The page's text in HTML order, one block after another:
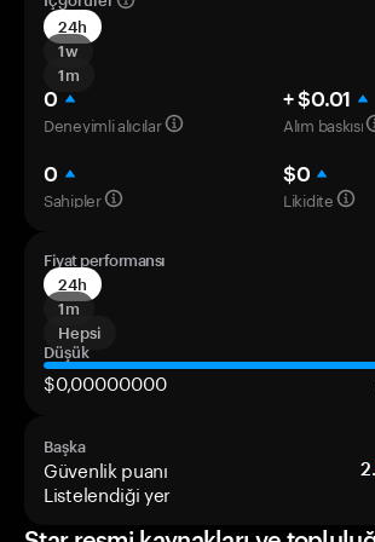
24h
1w
1m
0
Deneyimli alıcılar
+ $0.01
Alım baskısı
0
Sahipler
$0
Likidite
Fiyat performansı
24h
1m
Hepsi
Düşük
$0,00000000
Başka
Güvenlik puanı
Listelendiği yer